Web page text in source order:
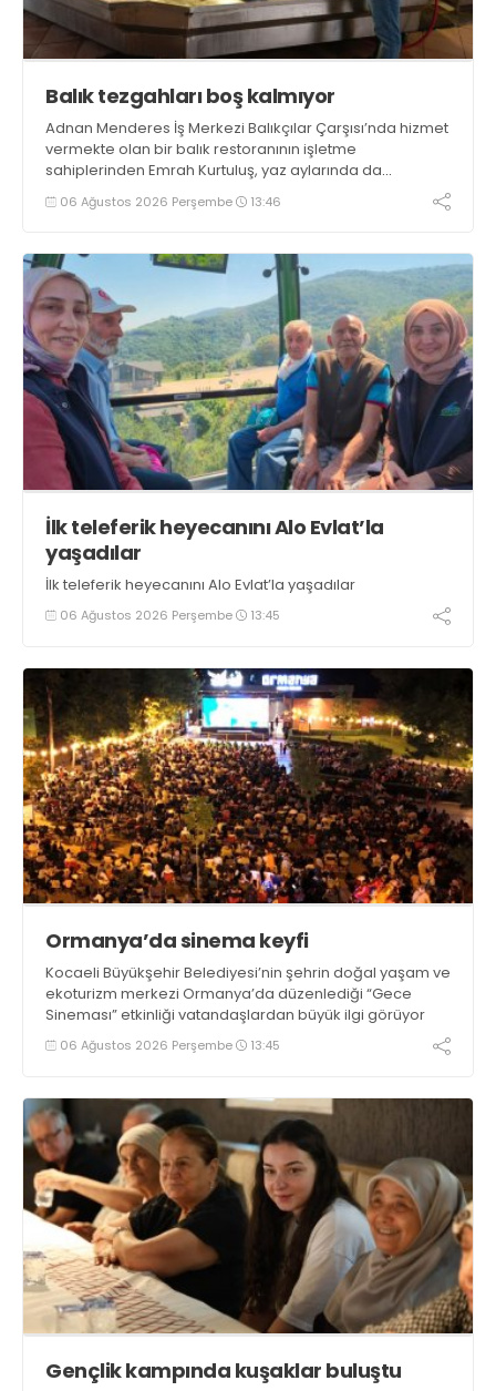
Balık tezgahları boş kalmıyor
Adnan Menderes İş Merkezi Balıkçılar Çarşısı’nda hizmet
vermekte olan bir balık restoranının işletme
sahiplerinden Emrah Kurtuluş, yaz aylarında da
tezgahlarda taze balık bulunduğunu ifade ederek “Yıl
boyunca tezgahlarda taze balık bulmak mümkün
06 Ağustos 2026 Perşembe 13:46
İlk teleferik heyecanını Alo Evlat’la
yaşadılar
İlk teleferik heyecanını Alo Evlat’la yaşadılar
06 Ağustos 2026 Perşembe 13:45
Ormanya’da sinema keyfi
Kocaeli Büyükşehir Belediyesi’nin şehrin doğal yaşam ve
ekoturizm merkezi Ormanya’da düzenlediği “Gece
Sineması” etkinliği vatandaşlardan büyük ilgi görüyor
06 Ağustos 2026 Perşembe 13:45
Gençlik kampında kuşaklar buluştu